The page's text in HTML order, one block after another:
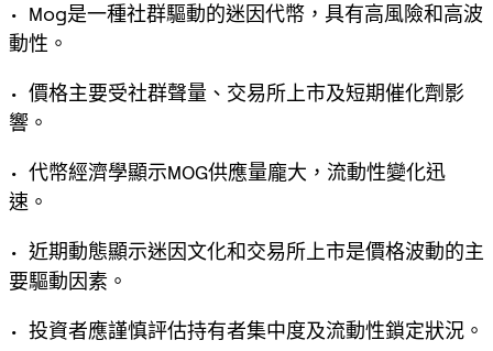
• Mog是一種社群驅動的迷因代幣，具有高風險和高波
動性。
• 價格主要受社群聲量、交易所上市及短期催化劑影
響。
• 代幣經濟學顯示MOG供應量龐大，流動性變化迅
速。
• 近期動態顯示迷因文化和交易所上市是價格波動的主
要驅動因素。
• 投資者應謹慎評估持有者集中度及流動性鎖定狀況。